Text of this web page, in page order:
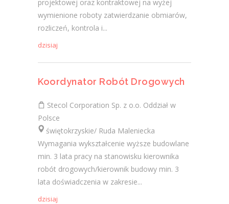
projektowej oraz kontraktowej na wyżej
wymienione roboty zatwierdzanie obmiarów,
rozliczeń, kontrola i...
dzisiaj
Koordynator Robót Drogowych
Stecol Corporation Sp. z o.o. Oddział w
Polsce
świętokrzyskie/ Ruda Maleniecka
Wymagania wykształcenie wyższe budowlane
min. 3 lata pracy na stanowisku kierownika
robót drogowych/kierownik budowy min. 3
lata doświadczenia w zakresie...
dzisiaj